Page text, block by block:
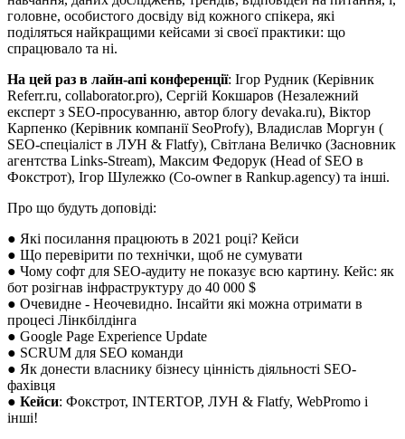
головне, особистого досвіду від кожного спікера, які
поділяться найкращими кейсами зі своєї практики: що
спрацювало та ні.
На цей раз в лайн-апі конференції: Ігор Рудник (Керівник
Referr.ru, collaborator.pro), Сергій Кокшаров (Незалежний
експерт з SEO-просуванню, автор блогу devaka.ru), Віктор
Карпенко (Керівник компанії SeoProfy), Владислав Моргун (
SEO-спеціаліст в ЛУН & Flatfy), Світлана Величко (Засновник
агентства Links-Stream), Максим Федорук (Head of SEO в
Фокстрот), Ігор Шулежко (Co-owner в Rankup.agency) та інші.
Про що будуть доповіді:
● Які посилання працюють в 2021 році? Кейси
● Що перевірити по технічки, щоб не сумувати
● Чому софт для SEO-аудиту не показує всю картину. Кейс: як
бот розігнав інфраструктуру до 40 000 $
● Очевидне - Неочевидно. Інсайти які можна отримати в
процесі Лінкбілдінга
● Google Page Experience Update
● SCRUM для SEO команди
● Як донести власнику бізнесу цінність діяльності SEO-
фахівця
● Кейси: Фокстрот, INTERTOP, ЛУН & Flatfy, WebPromo і
інші!